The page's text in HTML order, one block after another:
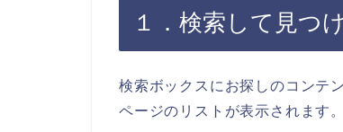
１．検索して見つ
検索ボックスにお探しのコンテ
ページのリストが表示されます。